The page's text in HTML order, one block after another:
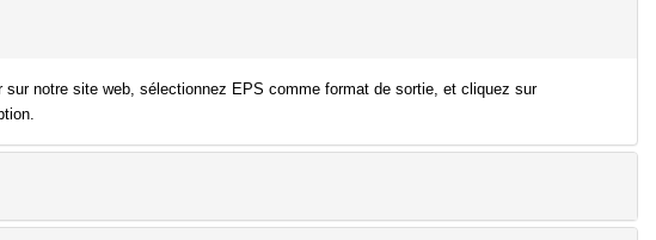
notre site web, sélectionnez EPS comme format de sortie, et cliquez sur